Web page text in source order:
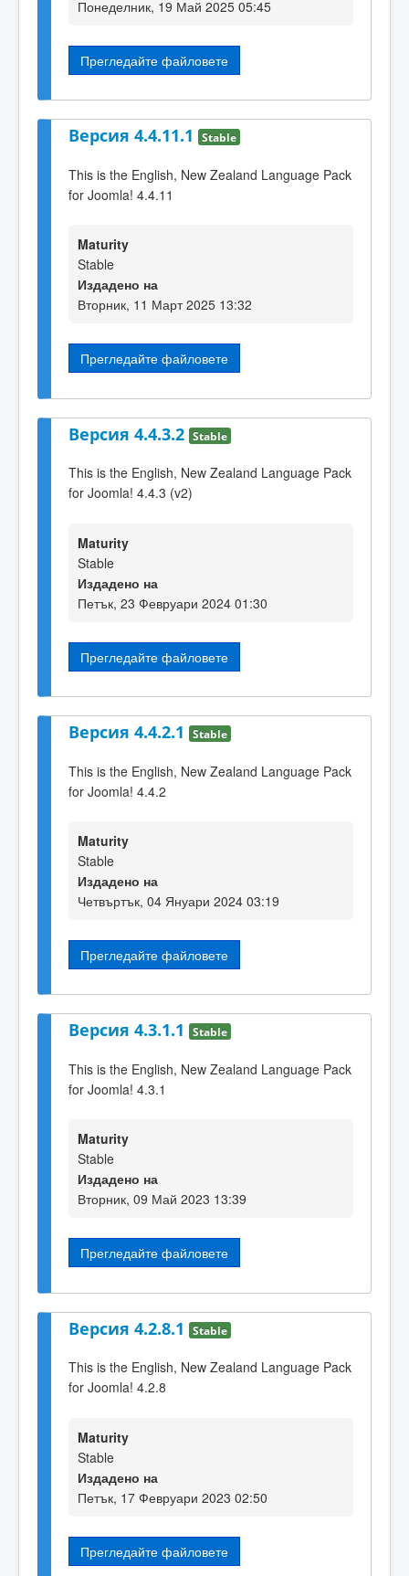
Понеделник, 19 Май 2025 05:45
Прегледайте файловете
Версия 4.4.11.1 Stable
This is the English, New Zealand Language Pack
for Joomla! 4.4.11
Maturity
Stable
Издадено на
Вторник, 11 Март 2025 13:32
Прегледайте файловете
Версия 4.4.3.2 Stable
This is the English, New Zealand Language Pack
for Joomla! 4.4.3 (v2)
Maturity
Stable
Издадено на
Петък, 23 Февруари 2024 01:30
Прегледайте файловете
Версия 4.4.2.1 Stable
This is the English, New Zealand Language Pack
for Joomla! 4.4.2
Maturity
Stable
Издадено на
Четвъртък, 04 Януари 2024 03:19
Прегледайте файловете
Версия 4.3.1.1 Stable
This is the English, New Zealand Language Pack
for Joomla! 4.3.1
Maturity
Stable
Издадено на
Вторник, 09 Май 2023 13:39
Прегледайте файловете
Версия 4.2.8.1 Stable
This is the English, New Zealand Language Pack
for Joomla! 4.2.8
Maturity
Stable
Издадено на
Петък, 17 Февруари 2023 02:50
Прегледайте файловете